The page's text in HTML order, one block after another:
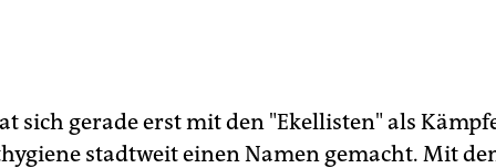
sich gerade erst mit den "Ekellisten" als
stadtweit einen Namen gemacht. Mit